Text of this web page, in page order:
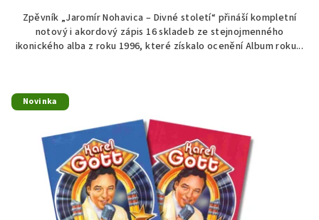
Zpěvník „Jaromír Nohavica – Divné století“ přináší kompletní
notový i akordový zápis 16 skladeb ze stejnojmenného
ikonického alba z roku 1996, které získalo ocenění Album roku...
Novinka